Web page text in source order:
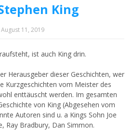
King
August 11, 2019
ist auch King drin.
Herausgeber dieser Geschichten, wer
Kurzgeschichten vom Meister des
enttäuscht werden. Im gesamten
von King (Abgesehen vom
Autoren sind u. a Kings Sohn Joe
Ray Bradbury, Dan Simmon.